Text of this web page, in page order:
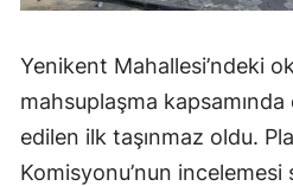
Yenikent Mahallesi’ndeki
mahsuplaşma
edilen ilk taşınmaz oldu.
Komisyonu’nun incelemesi